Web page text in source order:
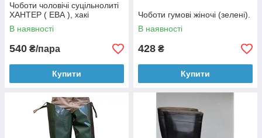
Чоботи чоловічі суцільнолиті
ХАНТЕР ( ЕВА ), хакі
В наявності
540 ₴/пара
Купити
Чоботи гумові жіночі (зелені).
В наявності
428 ₴
Купити